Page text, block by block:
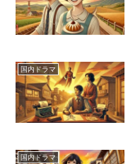
国内ドラマ
国内ドラマ